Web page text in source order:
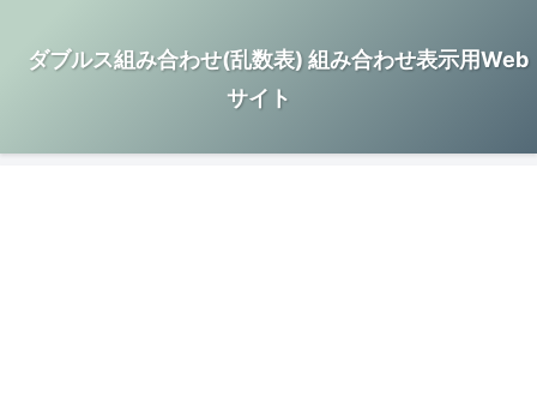
ダブルス組み合わせ(乱数表) 組み合わせ表示用Web
サイト